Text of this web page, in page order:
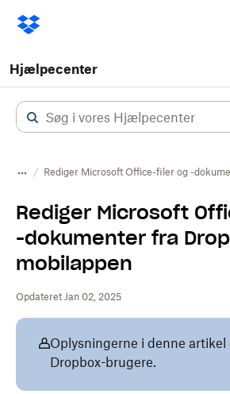
Hjælpecenter
Rediger Microsoft Office-filer og -
Rediger Microsoft
-dokumenter fra
mobilappen
Opdateret Jan 02, 2025
Oplysningerne i denne
Dropbox-brugere.